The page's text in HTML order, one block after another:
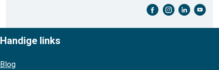
facebook-cirkel instagram-cirkel linkedin-cirkel youtube-cirkel
Handige links
Blog